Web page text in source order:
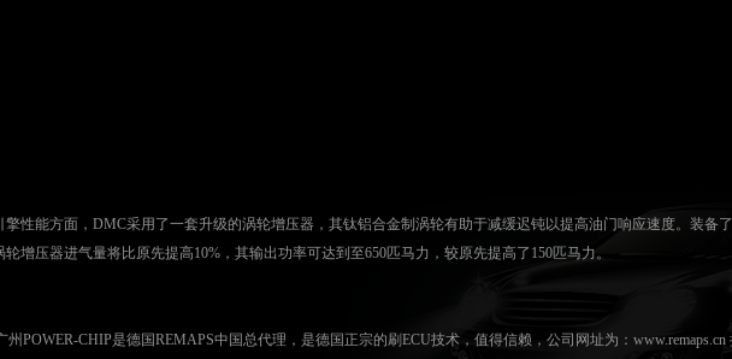
擎性能方面，DMC采用了一套升级的涡轮增压器，其钛铝合金制涡轮有助于减缓迟钝以提高油门响应速度。装备
轮增压器进气量将比原先提高10%，其输出功率可达到至650匹马力，较原先提高了150匹马力。
州POWER-CHIP是德国REMAPS中国总代理，是德国正宗的刷ECU技术，值得信赖，公司网址为：www.remaps.cn